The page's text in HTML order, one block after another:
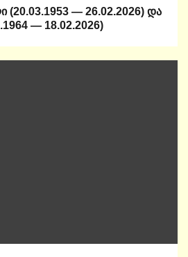
(20.03.1953 — 26.02.2026) და
— 18.02.2026)